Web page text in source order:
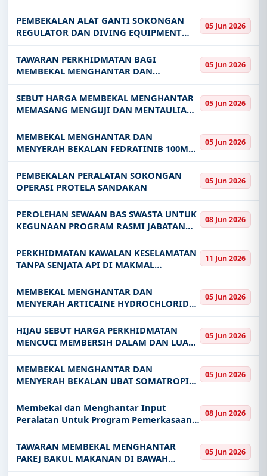
PEMBEKALAN ALAT GANTI SOKONGAN
REGULATOR DAN DIVING EQUIPMENT
CAWANGAN SELAM - SH ALD2 MC3 SELAM
33 26
05 Jun 2026
TAWARAN PERKHIDMATAN BAGI
MEMBEKAL MENGHANTAR DAN
MENTAULIAH DUA BUAH ULTRASOUND
MACHINE DI PEJABAT KESIHATAN
KAWASAN TUARAN TAHUN 2026
05 Jun 2026
SEBUT HARGA MEMBEKAL MENGHANTAR
MEMASANG MENGUJI DAN MENTAULIAH
EMPAT 4 UNIT MESIN ULTRASOUND
UNTUK PEJABAT KESIHATAN DAERAH
KANGAR PERLIS
05 Jun 2026
MEMBEKAL MENGHANTAR DAN
MENYERAH BEKALAN FEDRATINIB 100MG
CAPSULE UBAT 70 2026 BAGI TEMPOH DUA
PULUH EMPAT 24 BULAN KE UNIT
FARMASI LOGISTIK JABATAN FARMASI
05 Jun 2026
PEMBEKALAN PERALATAN SOKONGAN
OPERASI PROTELA SANDAKAN
05 Jun 2026
PEROLEHAN SEWAAN BAS SWASTA UNTUK
KEGUNAAN PROGRAM RASMI JABATAN
PERKHIDMATAN AWAM JPA BAGI TEMPOH
12 BULAN BAGI TAHUN 2026
08 Jun 2026
PERKHIDMATAN KAWALAN KESELAMATAN
TANPA SENJATA API DI MAKMAL
VETERINAR ZON SELATAN BAGI TEMPOH
24 BULAN
11 Jun 2026
MEMBEKAL MENGHANTAR DAN
MENYERAH ARTICAINE HYDROCHLORIDE
4 WITH ADRENALINE 1 100 000 UBAT 54
2026 BAGI TEMPOH DUA PULUH EMPAT 24
BULAN KE UNIT FARMASI LOGISTIK
05 Jun 2026
HIJAU SEBUT HARGA PERKHIDMATAN
MENCUCI MEMBERSIH DALAM DAN LUAR
BANGUNAN SERTA MENYELENGGARA
LANDSKAP DI PUSAT KEGIATAN
MASYARAKAT PKM TELOK MAS DAN
05 Jun 2026
MEMBEKAL MENGHANTAR DAN
MENYERAH BEKALAN UBAT SOMATROPIN
6MG SOLUTION FOR INJECTION UBAT 49
2026 BAGI TEMPOH DUA PULUH EMPAT 24
BULAN KE UNIT FARMASI LOGISTIK
05 Jun 2026
Membekal dan Menghantar Input
Peralatan Untuk Program Pemerkasaan
Usahawan Akuakultur di Sarawak Fasa 2
ke Stesen Pertanian Maludam
08 Jun 2026
TAWARAN MEMBEKAL MENGHANTAR
PAKEJ BAKUL MAKANAN DI BAWAH
PROGRAM PEMULIHAN KANAK-KANAK
05 Jun 2026